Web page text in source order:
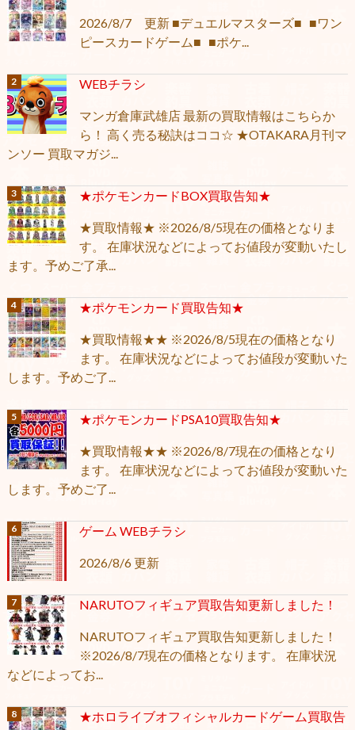
2026/8/7 更新 ■デュエルマスターズ■ ■ワン
ピースカードゲーム■ ■ポケ...
WEBチラシ
マンガ倉庫武雄店 最新の買取情報はこちらか
ら！ 高く売る秘訣はココ☆ ★OTAKARA月刊マ
ンソー 買取マガジ...
★ポケモンカードBOX買取告知★
★買取情報★ ※2026/8/5現在の価格となりま
す。 在庫状況などによってお値段が変動いたし
ます。予めご了承...
★ポケモンカード買取告知★
★買取情報★★ ※2026/8/5現在の価格となり
ます。 在庫状況などによってお値段が変動いた
します。予めご了...
★ポケモンカードPSA10買取告知★
★買取情報★★ ※2026/8/7現在の価格となり
ます。 在庫状況などによってお値段が変動いた
します。予めご了...
ゲーム WEBチラシ
2026/8/6 更新
NARUTOフィギュア買取告知更新しました！
NARUTOフィギュア買取告知更新しました！
※2026/8/7現在の価格となります。 在庫状況
などによってお...
★ホロライブオフィシャルカードゲーム買取告